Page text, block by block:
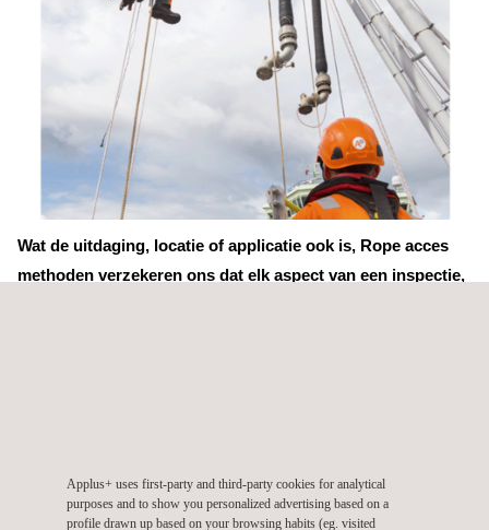
Wat de uitdaging, locatie of applicatie ook is, Rope acces
methoden verzekeren ons dat elk aspect van een inspectie,
Applus+ uses first-party and third-party cookies for analytical
purposes and to show you personalized advertising based on a
profile drawn up based on your browsing habits (eg. visited